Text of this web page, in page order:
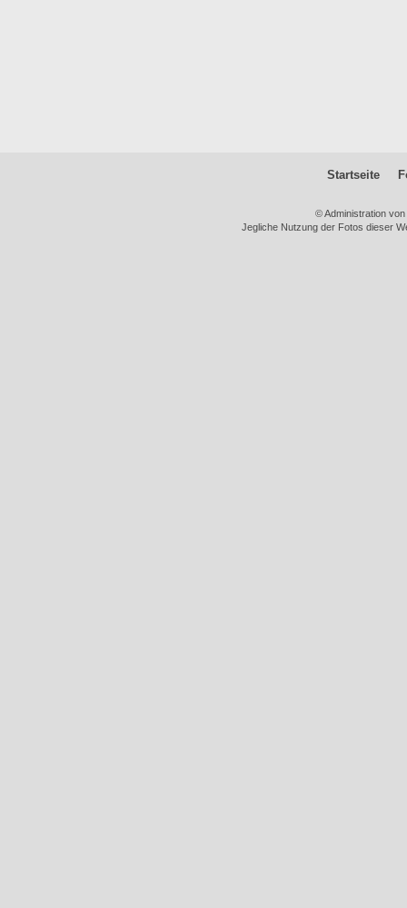
Startseite
© Administration
Jegliche Nutzung der Fotos dieser